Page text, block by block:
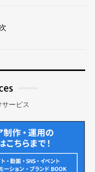
ービス